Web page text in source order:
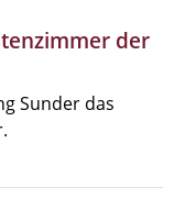
der
Sunder das